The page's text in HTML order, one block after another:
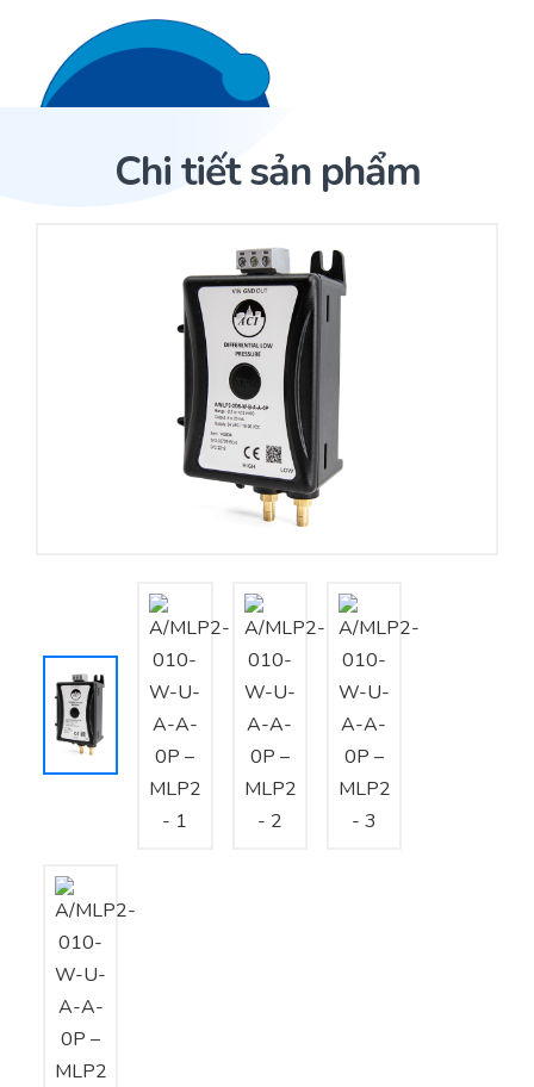
Trang Chủ
Cảm biến ACI
Nhà phân phối cảm biến
Nhà sản xuất thiết bị điều khiển
Cung cấp giải pháp quản lý cho toà nhà (BMS)
Tư vấn – Thiết kế – Cung cấp thiết bị HVAC
Tư vấn thiết kế, thi công tủ điều khiển
Thi công – Lắp đặt hệ thống HVAC
Chi tiết sản phẩm